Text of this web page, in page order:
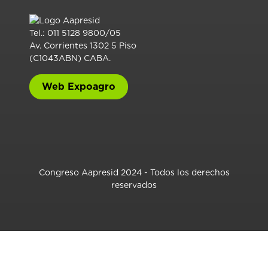
Tel.: 011 5128 9800/05
Av. Corrientes 1302 5 Piso
(C1043ABN) CABA.
Web Expoagro
Congreso Aapresid 2024 - Todos los derechos
reservados